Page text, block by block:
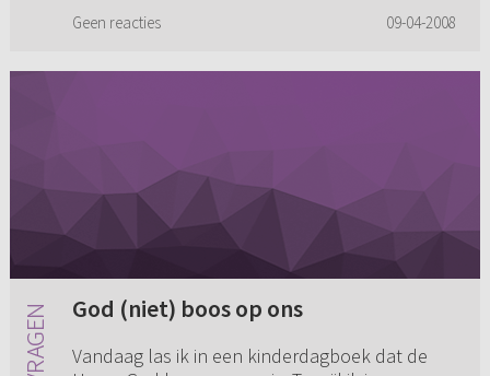
Geen reacties 09-04-2008
God (niet) boos op ons
Vandaag las ik in een kinderdagboek dat de